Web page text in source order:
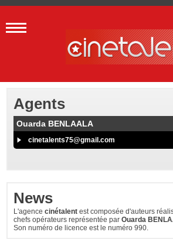
News
L'agencecinétalent est composée d'auteurs
chefs opérateurs représentée parOuarda
Son numéro de licence est le numéro 990.
Agents
Ouarda BENLAALA
cinetalents75@gmail.com